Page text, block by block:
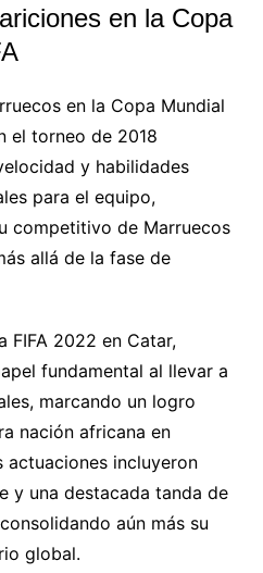
en la Copa
en la Copa Mundial
el torneo de 2018
y habilidades
para el equipo,
competitivo de Marruecos
allá de la fase de
FIFA 2022 en Catar,
fundamental al llevar a
marcando un logro
nación africana en
actuaciones incluyeron
y una destacada tanda de
aún más su
global.